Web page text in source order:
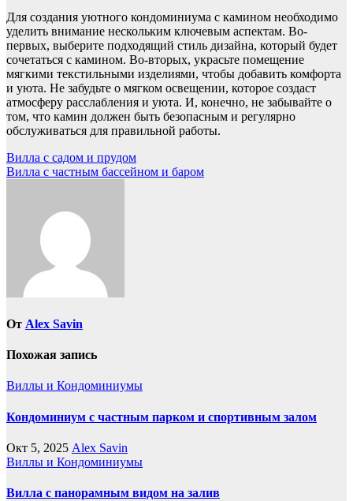
Для создания уютного кондоминиума с камином необходимо
уделить внимание нескольким ключевым аспектам. Во-
первых, выберите подходящий стиль дизайна, который будет
сочетаться с камином. Во-вторых, украсьте помещение
мягкими текстильными изделиями, чтобы добавить комфорта
и уюта. Не забудьте о мягком освещении, которое создаст
атмосферу расслабления и уюта. И, конечно, не забывайте о
том, что камин должен быть безопасным и регулярно
обслуживаться для правильной работы.
Навигация
по
Вилла с садом и прудом
Вилла с частным бассейном и баром
От Alex Savin
Похожая запись
Виллы и Кондоминиумы
Кондоминиум с частным парком и спортивным залом
Окт 5, 2025 Alex Savin
Виллы и Кондоминиумы
Вилла с панорамным видом на залив